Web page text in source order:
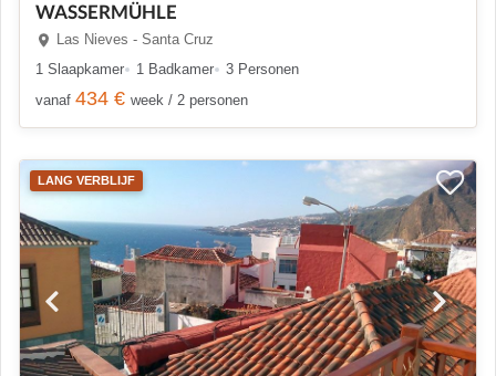
WASSERMÜHLE
Las Nieves - Santa Cruz
1 Slaapkamer
1 Badkamer
3 Personen
vanaf 434 € week / 2 personen
LANG VERBLIJF